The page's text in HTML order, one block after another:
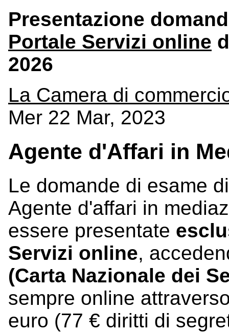
Presentazione
Portale Servizi online
2026
La Camera di
Mer 22 Mar, 2023
Agente d'Affari in
Le domande di esame
Agente d'affari in
essere presentate
Servizi online,
(Carta Nazionale dei
sempre online
euro (77 € diritti di